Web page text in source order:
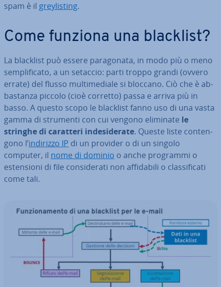
spam è il grey­li­sting.
Come funziona una blacklist?
La blacklist può essere pa­ra­go­na­ta, in modo più o meno
sem­pli­fi­ca­to, a un setaccio: parti troppo grandi (ovvero
errate) del flusso mul­ti­me­dia­le si bloccano. Ciò che è ab­
ba­stan­za piccolo (cioè corretto) passa e arriva più in
basso. A questo scopo le blacklist fanno uso di una vasta
gamma di strumenti con cui vengono eliminate le
stringhe di caratteri in­de­si­de­ra­te. Queste liste con­ten­
go­no l’indirizzo IP di un provider o di un singolo
computer, il nome di dominio o anche programmi o
esten­sio­ni di file con­si­de­ra­ti non af­fi­da­bi­li o clas­si­fi­ca­ti
come tali.